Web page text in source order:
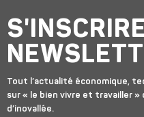
Tout l’actualité économique,
sur « le bien vivre et travailler
d’inovallée.